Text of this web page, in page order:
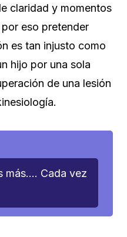
claridad y momentos
eso pretender
es tan injusto como
hijo por una sola
de una lesión
más…. Cada vez